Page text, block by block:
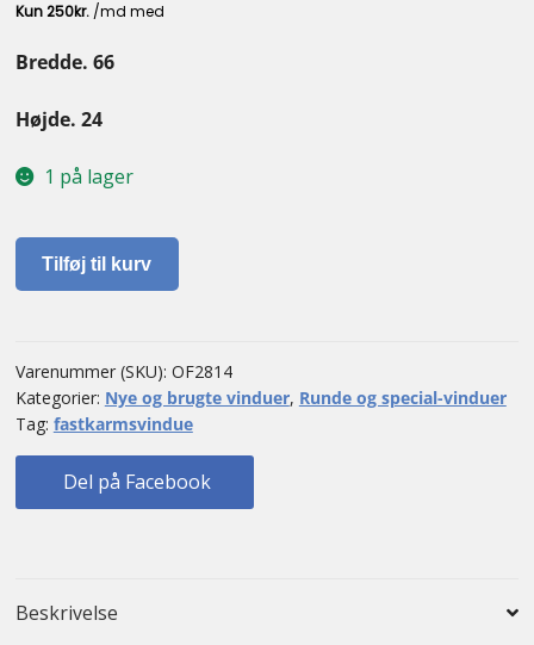
Bredde. 66
Højde. 24
1 på lager
Trekantsvindue
20
Tilføj til kurv
Varenummer (SKU): OF2814
Kategorier: Nye og brugte vinduer, Runde og special-vinduer
Tag: fastkarmsvindue
Del på Facebook
Beskrivelse